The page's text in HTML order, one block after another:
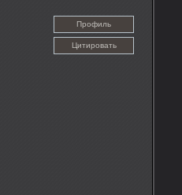
Профиль
Цитировать